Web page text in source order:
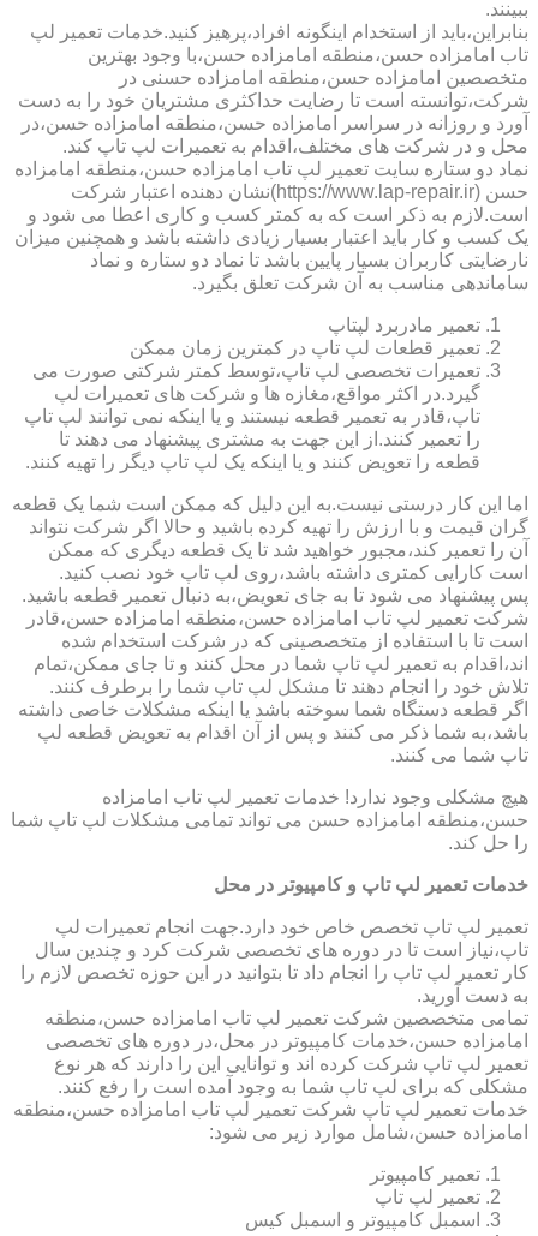
ببینند.
بنابراین،باید از استخدام اینگونه افراد،پرهیز کنید.خدمات تعمیر لپ
تاب امامزاده حسن،منطقه امامزاده حسن،با وجود بهترین
متخصصین امامزاده حسن،منطقه امامزاده حسنی در
شرکت،توانسته است تا رضایت حداکثری مشتریان خود را به دست
آورد و روزانه در سراسر امامزاده حسن،منطقه امامزاده حسن،در
محل و در شرکت های مختلف،اقدام به تعمیرات لپ تاپ کند.
نماد دو ستاره سایت تعمیر لپ تاب امامزاده حسن،منطقه امامزاده
حسن (https://www.lap-repair.ir)نشان دهنده اعتبار شرکت
است.لازم به ذکر است که به کمتر کسب و کاری اعطا می شود و
یک کسب و کار باید اعتبار بسیار زیادی داشته باشد و همچنین میزان
نارضایتی کاربران بسیار پایین باشد تا نماد دو ستاره و نماد
ساماندهی مناسب به آن شرکت تعلق بگیرد.
تعمیر مادربرد لپتاپ
تعمیر قطعات لپ تاپ در کمترین زمان ممکن
تعمیرات تخصصی لپ تاپ،توسط کمتر شرکتی صورت می
گیرد.در اکثر مواقع،مغازه ها و شرکت های تعمیرات لپ
تاپ،قادر به تعمیر قطعه نیستند و یا اینکه نمی توانند لپ تاپ
را تعمیر کنند.از این جهت به مشتری پیشنهاد می دهند تا
قطعه را تعویض کنند و یا اینکه یک لپ تاپ دیگر را تهیه کنند.
اما این کار درستی نیست.به این دلیل که ممکن است شما یک قطعه
گران قیمت و با ارزش را تهیه کرده باشید و حالا اگر شرکت نتواند
آن را تعمیر کند،مجبور خواهید شد تا یک قطعه دیگری که ممکن
است کارایی کمتری داشته باشد،روی لپ تاپ خود نصب کنید.
پس پیشنهاد می شود تا به جای تعویض،به دنبال تعمیر قطعه باشید.
شرکت تعمیر لپ تاب امامزاده حسن،منطقه امامزاده حسن،قادر
است تا با استفاده از متخصصینی که در شرکت استخدام شده
اند،اقدام به تعمیر لپ تاپ شما در محل کنند و تا جای ممکن،تمام
تلاش خود را انجام دهند تا مشکل لپ تاپ شما را برطرف کنند.
اگر قطعه دستگاه شما سوخته باشد یا اینکه مشکلات خاصی داشته
باشد،به شما ذکر می کنند و پس از آن اقدام به تعویض قطعه لپ
تاپ شما می کنند.
هیچ مشکلی وجود ندارد! خدمات تعمیر لپ تاب امامزاده
حسن،منطقه امامزاده حسن می تواند تمامی مشکلات لپ تاپ شما
را حل کند.
خدمات تعمیر لپ تاپ و کامپیوتر در محل
تعمیر لپ تاپ تخصص خاص خود دارد.جهت انجام تعمیرات لپ
تاپ،نیاز است تا در دوره های تخصصی شرکت کرد و چندین سال
کار تعمیر لپ تاپ را انجام داد تا بتوانید در این حوزه تخصص لازم را
به دست آورید.
تمامی متخصصین شرکت تعمیر لپ تاب امامزاده حسن،منطقه
امامزاده حسن،خدمات کامپیوتر در محل،در دوره های تخصصی
تعمیر لپ تاپ شرکت کرده اند و توانایی این را دارند که هر نوع
مشکلی که برای لپ تاپ شما به وجود آمده است را رفع کنند.
خدمات تعمیر لپ تاپ شرکت تعمیر لپ تاب امامزاده حسن،منطقه
امامزاده حسن،شامل موارد زیر می شود:
تعمیر کامپیوتر
تعمیر لپ تاپ
اسمبل کامپیوتر و اسمبل کیس